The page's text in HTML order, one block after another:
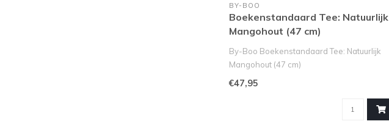
BY-BOO
Boekenstandaard Tee: Natuurlijk
Mangohout (47 cm)
By-Boo Boekenstandaard Tee: Natuurlijk
Mangohout (47 cm)
Zet je mooiste boeken ..
€47,95